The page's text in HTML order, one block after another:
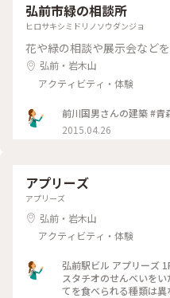
弘前市緑の相談所
ヒロサキシミドリノソウダンジョ
花や緑の相談や展示会など
弘前・岩木山
アクティビティ・体験
前川
2015.04.26
アプリーズ
アプリーズ
弘前・岩木山
アクティビティ・体験
弘前駅ビル アプリーズ
スタチオのせんべいを
てを食べられる種類は異